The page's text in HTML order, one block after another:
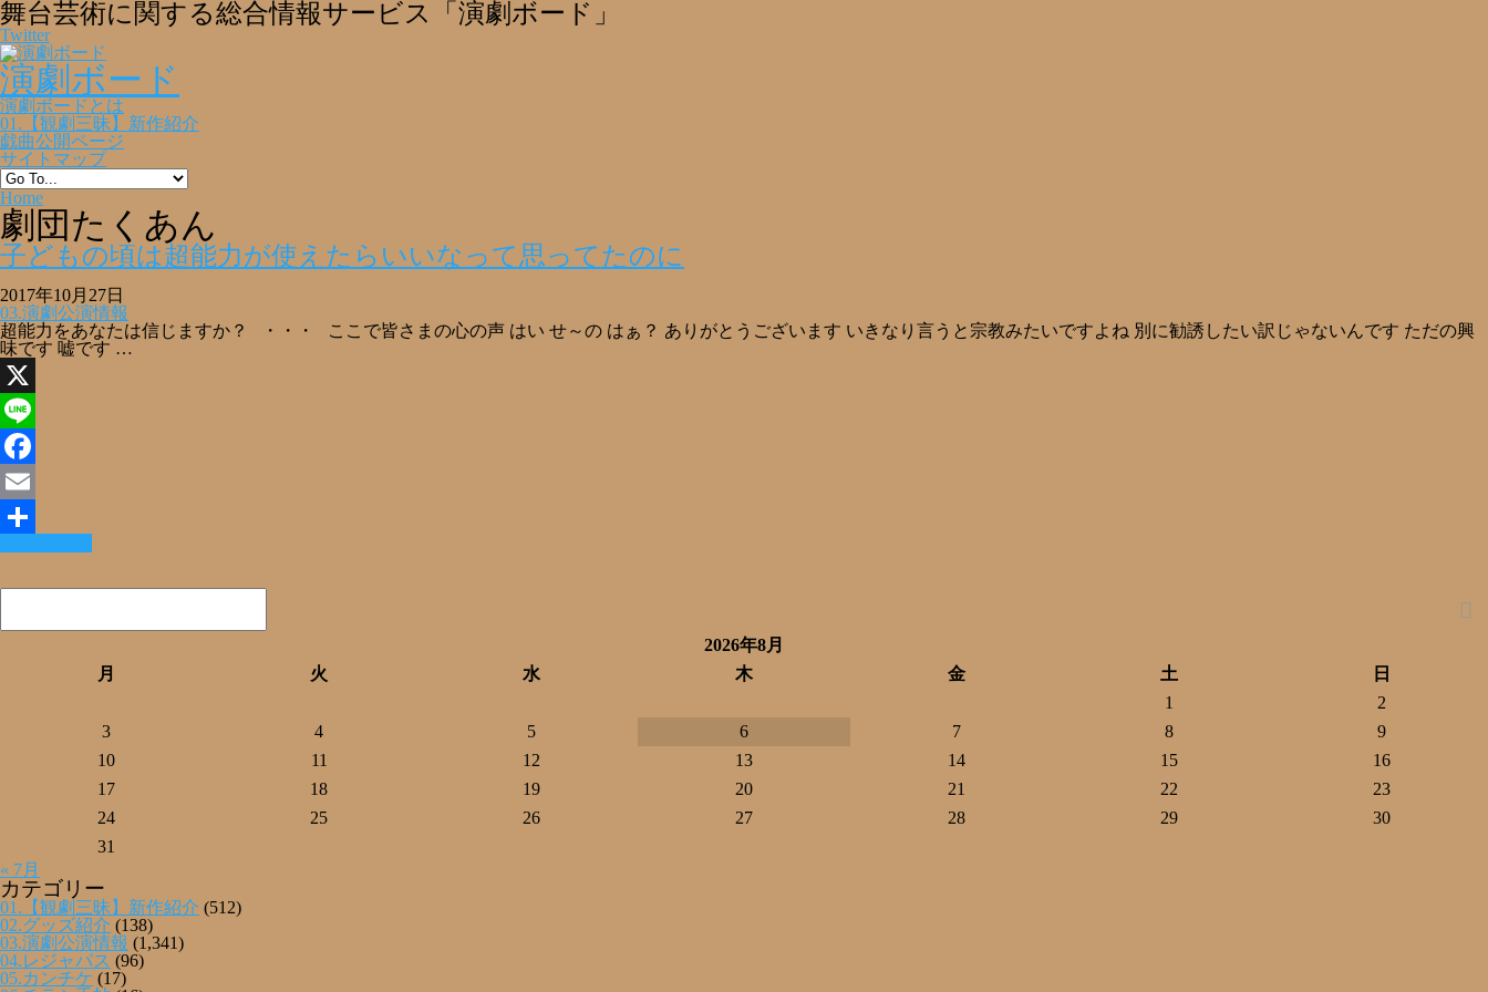
舞台芸術に関する総合情報サービス「演劇ボード」
Twitter
演劇ボード
演劇ボードとは
01.【観劇三昧】新作紹介
戯曲公開ページ
サイトマップ
Home
劇団たくあん
子どもの頃は超能力が使えたらいいなって思ってたのに
2017年10月27日
03.演劇公演情報
超能力をあなたは信じますか？ ・・・ ここで皆さまの心の声 はい せ～の はぁ？ ありがとうございます いきなり言うと宗教みたいですよね 別に勧誘したい訳じゃないんです ただの興
味です 嘘です …
X
Line
Facebook
Email
共
有
2026年8月
月
火 水 木 金 土
日
1
2
3
4 5 6 7 8
9
10
11 12 13 14 15
16
17
18 19 20 21 22
23
24
25 26 27 28 29
30
31
« 7月
カテゴリー
01.【観劇三昧】新作紹介 (512)
02.グッズ紹介 (138)
03.演劇公演情報 (1,341)
04.レジャパス (96)
05.カンチケ (17)